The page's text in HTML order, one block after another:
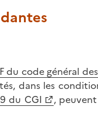
du code général
dans les
du CGI
,